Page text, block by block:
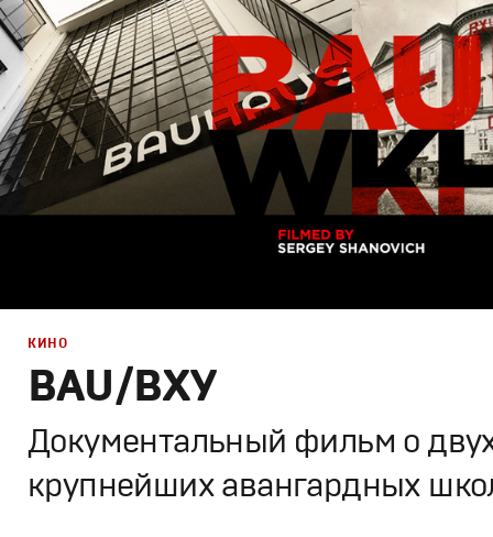
Графический дизайн,Документальное
BAU/ВХУ
Документальный фильм о
крупнейших авангардных
КИНО